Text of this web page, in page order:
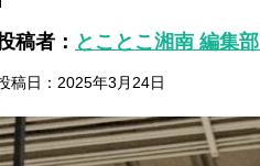
稿者： とことこ湘南 編集部
稿日：2025年3月24日